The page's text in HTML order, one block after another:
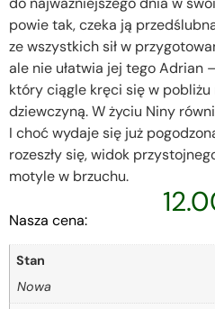
powie tak, czeka ją
ze wszystkich sił w
ale nie ułatwia jej tego Adrian
który ciągle kręci się w pobliżu
dziewczyną. W życiu Niny
I choć wydaje się już
rozeszły się, widok
motyle w brzuchu.
Nasza cena:
Stan
Nowa